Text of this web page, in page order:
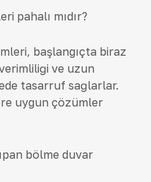
pahalı mıdır?
başlangıçta biraz
ve uzun
tasarruf sağlarlar.
uygun çözümler
bölme duvar